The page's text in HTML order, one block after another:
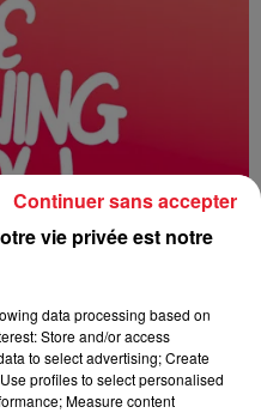
vie privée est notre
data processing based on
Store and/or access
to select advertising; Create
profiles to select personalised
Measure content
Continuer sans accepter